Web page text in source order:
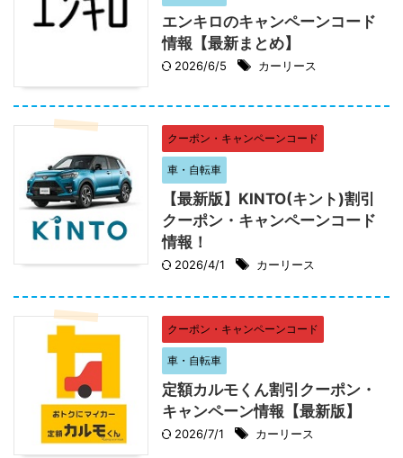
エンキロのキャンペーンコード
情報【最新まとめ】
2026/6/5 カーリース
クーポン・キャンペーンコード
車・自転車
【最新版】KINTO(キント)割引
クーポン・キャンペーンコード
情報！
2026/4/1 カーリース
クーポン・キャンペーンコード
車・自転車
定額カルモくん割引クーポン・
キャンペーン情報【最新版】
2026/7/1 カーリース